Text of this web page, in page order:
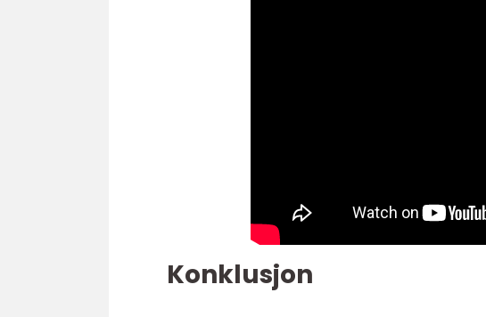
Konklusjon